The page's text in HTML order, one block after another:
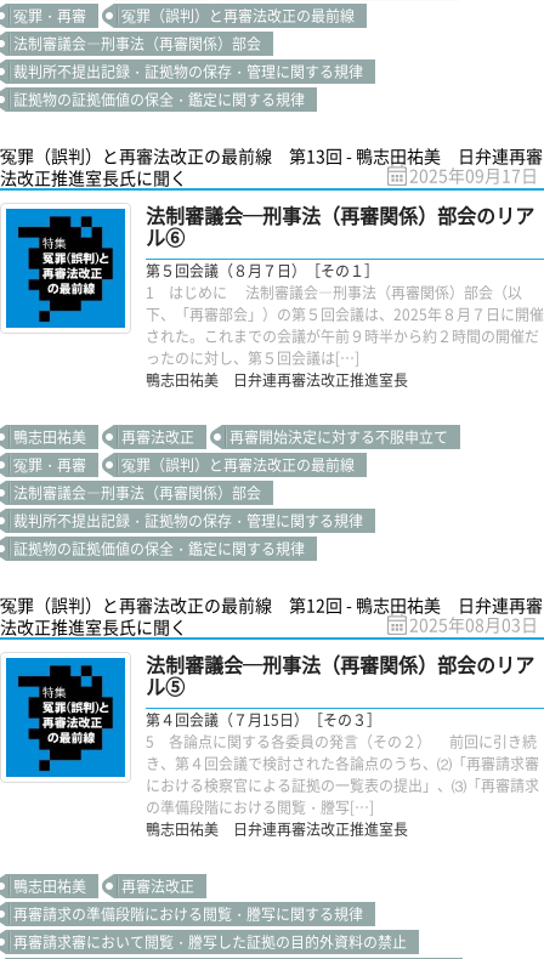
冤罪・再審
冤罪（誤判）と再審法改正の最前線
法制審議会―刑事法（再審関係）部会
裁判所不提出記録・証拠物の保存・管理に関する規律
証拠物の証拠価値の保全・鑑定に関する規律
冤罪（誤判）と再審法改正の最前線 第13回 - 鴨志田祐美 日弁連再審
法改正推進室長氏に聞く
2025年09月17日
法制審議会─刑事法（再審関係）部会のリア
ル⑥
第５回会議（８月７日）［その１］
1 はじめに 法制審議会―刑事法（再審関係）部会（以
下、「再審部会」）の第５回会議は、2025年８月７日に開催
された。これまでの会議が午前９時半から約２時間の開催だ
ったのに対し、第５回会議は[…]
鴨志田祐美 日弁連再審法改正推進室長
鴨志田祐美 再審法改正
再審開始決定に対する不服申立て
冤罪・再審
冤罪（誤判）と再審法改正の最前線
法制審議会―刑事法（再審関係）部会
裁判所不提出記録・証拠物の保存・管理に関する規律
証拠物の証拠価値の保全・鑑定に関する規律
冤罪（誤判）と再審法改正の最前線 第12回 - 鴨志田祐美 日弁連再審
法改正推進室長氏に聞く
2025年08月03日
法制審議会─刑事法（再審関係）部会のリア
ル⑤
第４回会議（７月15日）［その３］
5 各論点に関する各委員の発言（その２） 前回に引き続
き、第４回会議で検討された各論点のうち、⑵「再審請求審
における検察官による証拠の一覧表の提出」、⑶「再審請求
の準備段階における閲覧・謄写[…]
鴨志田祐美 日弁連再審法改正推進室長
鴨志田祐美
再審法改正
再審請求の準備段階における閲覧・謄写に関する規律
再審請求審において閲覧・謄写した証拠の目的外資料の禁止